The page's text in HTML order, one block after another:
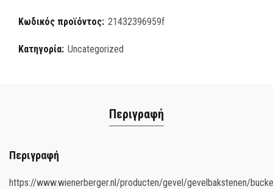
Κωδικός προϊόντος: 21432396959f
Κατηγορία: Uncategorized
Περιγραφή
Περιγραφή
https://www.wienerberger.nl/producten/gevel/gevelbakstenen/